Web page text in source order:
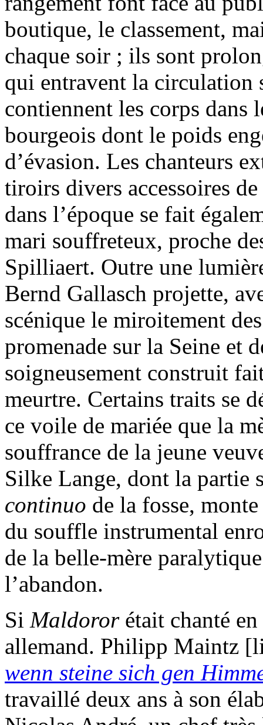
boutique, le classement,
chaque soir ; ils sont
qui entravent la circulation
contiennent les corps dans
bourgeois dont le poids
d’évasion. Les chanteurs
tiroirs divers accessoires
dans l’époque se fait
mari souffreteux, proche
Spilliaert. Outre une
Bernd Gallasch projette,
scénique le miroitement
promenade sur la Seine et
soigneusement construit
meurtre. Certains traits se
ce voile de mariée que la
souffrance de la jeune
Silke Lange, dont la partie
continuo de la fosse,
du souffle instrumental
de la belle-mère
l’abandon.
Si Maldoror était chanté
allemand. Philipp Maintz
wenn steine sich gen
travaillé deux ans à son